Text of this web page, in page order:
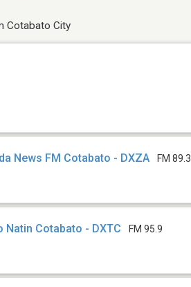
Cotabato City
News FM Cotabato - DXZA FM 89.3
Natin Cotabato - DXTC FM 95.9